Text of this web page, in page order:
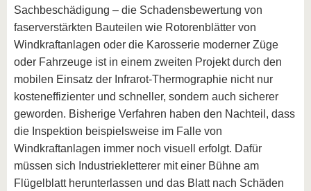
Sachbeschädigung – die Schadensbewertung von
faserverstärkten Bauteilen wie Rotorenblätter von
Windkraftanlagen oder die Karosserie moderner Züge
oder Fahrzeuge ist in einem zweiten Projekt durch den
mobilen Einsatz der Infrarot-Thermographie nicht nur
kosteneffizienter und schneller, sondern auch sicherer
geworden. Bisherige Verfahren haben den Nachteil, dass
die Inspektion beispielsweise im Falle von
Windkraftanlagen immer noch visuell erfolgt. Dafür
müssen sich Industriekletterer mit einer Bühne am
Flügelblatt herunterlassen und das Blatt nach Schäden